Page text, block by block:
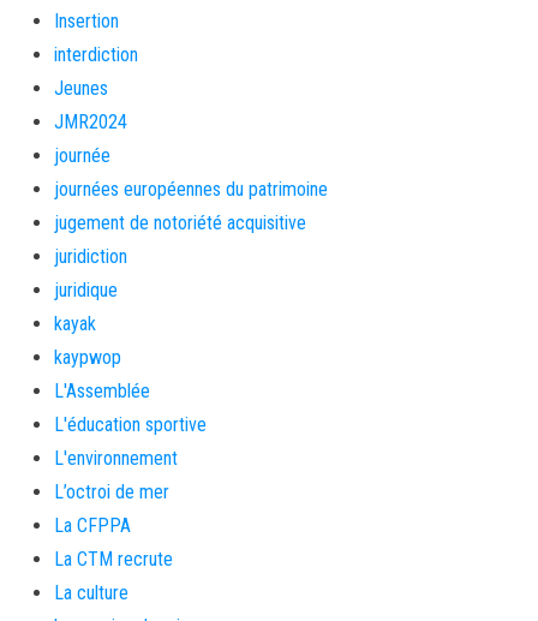
Insertion
interdiction
Jeunes
JMR2024
journée
journées européennes du patrimoine
jugement de notoriété acquisitive
juridiction
juridique
kayak
kaypwop
L'Assemblée
L'éducation sportive
L'environnement
L’octroi de mer
La CFPPA
La CTM recrute
La culture